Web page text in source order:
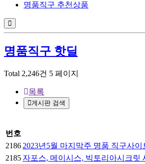
명품직구 추천상품
명품직구 핫딜
Total 2,246건 5 페이지
목록
게시판 검색
번호
2186 2023년5월 마지막주 명품 직구사이
2185 자포스, 메이시스, 빅토리아시크릿